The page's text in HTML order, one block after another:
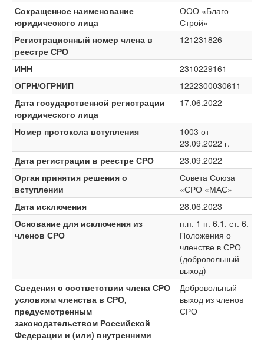
Сокращенное наименование
юридического лица
ООО «Благо-
Строй»
Регистрационный номер члена в
реестре СРО
121231826
ИНН
2310229161
ОГРН/ОГРНИП
1222300030611
Дата государственной регистрации
юридического лица
17.06.2022
Номер протокола вступления
1003 от
23.09.2022 г.
Дата регистрации в реестре СРО
23.09.2022
Орган принятия решения о
вступлении
Совета Союза
«СРО «МАС»
Дата исключения
28.06.2023
Основание для исключения из
членов СРО
п.п. 1 п. 6.1. ст. 6.
Положения о
членстве в СРО
(добровольный
выход)
Сведения о соответствии члена СРО
условиям членства в СРО,
предусмотренным
законодательством Российской
Федерации и (или) внутренними
Добровольный
выход из членов
СРО